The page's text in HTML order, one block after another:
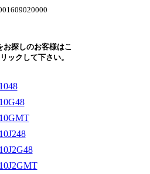
お探しのお客様はこ
ックして下さい。